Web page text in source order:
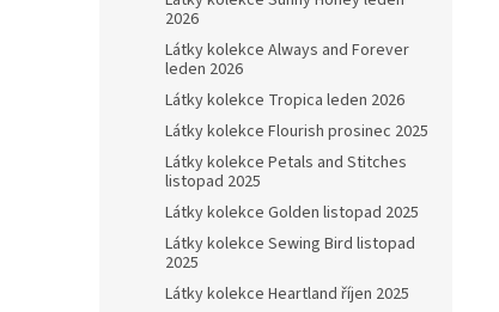
2026
Látky kolekce Always and Forever
leden 2026
Látky kolekce Tropica leden 2026
Látky kolekce Flourish prosinec 2025
Látky kolekce Petals and Stitches
listopad 2025
Látky kolekce Golden listopad 2025
Látky kolekce Sewing Bird listopad
2025
Látky kolekce Heartland říjen 2025